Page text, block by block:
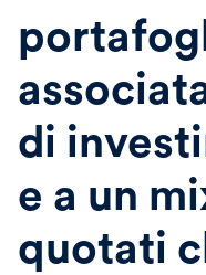
di
e a un
quotati